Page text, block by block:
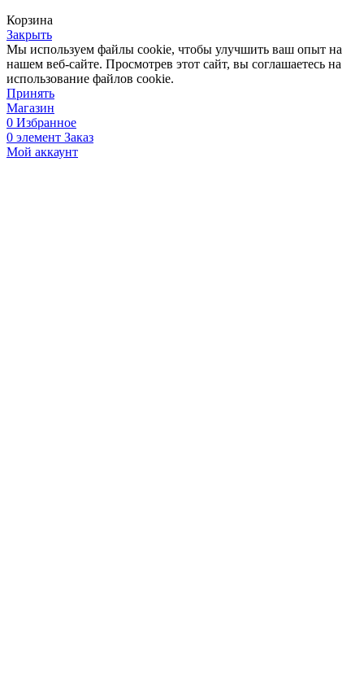
Корзина
Закрыть
Мы используем файлы cookie, чтобы улучшить ваш опыт на
нашем веб-сайте. Просмотрев этот сайт, вы соглашаетесь на
использование файлов cookie.
Принять
Магазин
0 Избранное
0 элемент Заказ
Мой аккаунт